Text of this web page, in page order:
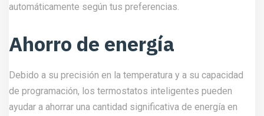
automáticamente según tus preferencias.
Ahorro de energía
Debido a su precisión en la temperatura y a su capacidad
de programación, los termostatos inteligentes pueden
ayudar a ahorrar una cantidad significativa de energía en